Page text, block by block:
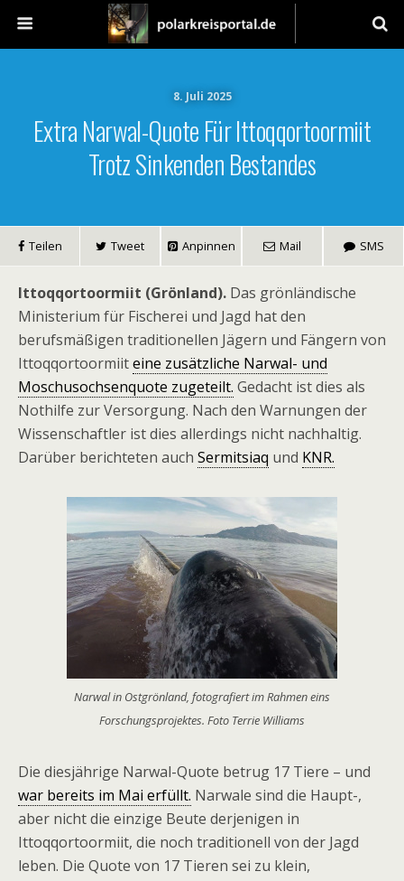
8. Juli 2025
Extra Narwal-Quote Für Ittoqqortoormiit
Trotz Sinkenden Bestandes
Teilen Tweet Anpinnen Mail SMS
Ittoqqortoormiit (Grönland). Das grönländische
Ministerium für Fischerei und Jagd hat den
berufsmäßigen traditionellen Jägern und Fängern von
Ittoqqortoormiiteine zusätzliche Narwal- und
Moschusochsenquote zugeteilt. Gedacht ist dies als
Nothilfe zur Versorgung. Nach den Warnungen der
Wissenschaftler ist dies allerdings nicht nachhaltig.
Darüber berichteten auch Sermitsiaq und KNR.
Narwal in Ostgrönland, fotografiert im Rahmen eins
Forschungsprojektes. Foto Terrie Williams
Die diesjährige Narwal-Quote betrug 17 Tiere – und
war bereits im Mai erfüllt. Narwale sind die Haupt-,
aber nicht die einzige Beute derjenigen in
Ittoqqortoormiit, die noch traditionell von der Jagd
leben. Die Quote von 17 Tieren sei zu klein,